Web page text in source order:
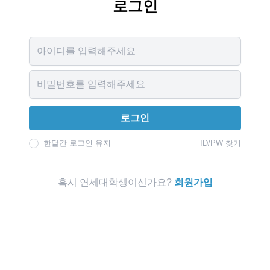
로그인
로그인
한달간 로그인 유지 ID/PW 찾기
혹시 연세대학생이신가요? 회원가입